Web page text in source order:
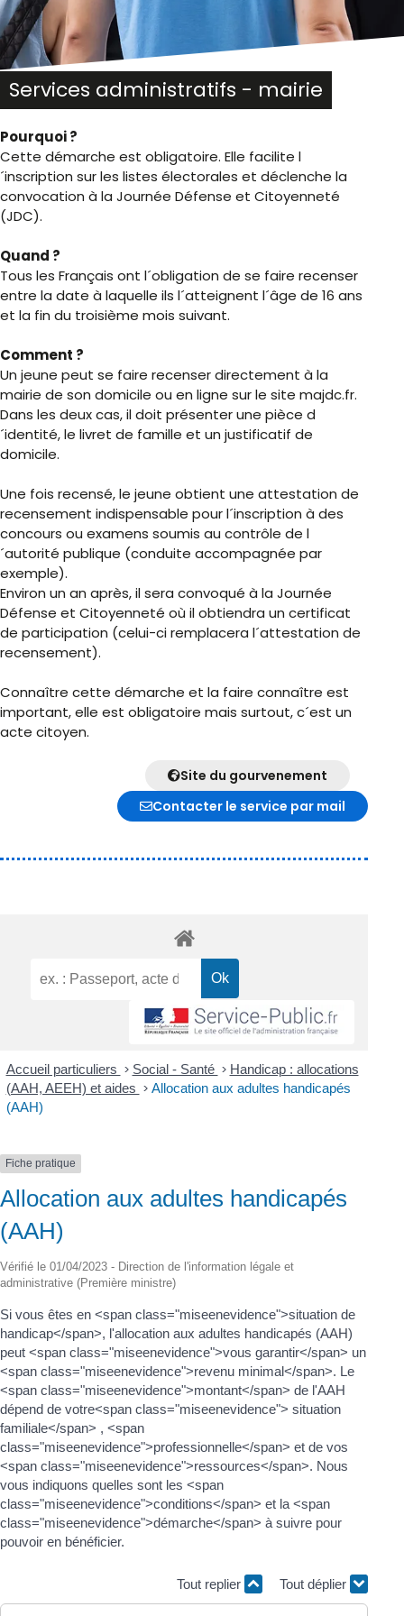
Services administratifs - mairie
Pourquoi ?
Cette démarche est obligatoire. Elle facilite l
´inscription sur les listes électorales et déclenche la
convocation à la Journée Défense et Citoyenneté
(JDC).
Quand ?
Tous les Français ont l´obligation de se faire recenser
entre la date à laquelle ils l´atteignent l´âge de 16 ans
et la fin du troisième mois suivant.
Comment ?
Un jeune peut se faire recenser directement à la
mairie de son domicile ou en ligne sur le site majdc.fr.
Dans les deux cas, il doit présenter une pièce d
´identité, le livret de famille et un justificatif de
domicile.
Une fois recensé, le jeune obtient une attestation de
recensement indispensable pour l´inscription à des
concours ou examens soumis au contrôle de l
´autorité publique (conduite accompagnée par
exemple).
Environ un an après, il sera convoqué à la Journée
Défense et Citoyenneté où il obtiendra un certificat
de participation (celui-ci remplacera l´attestation de
recensement).
Connaître cette démarche et la faire connaître est
important, elle est obligatoire mais surtout, c´est un
acte citoyen.
Site du gourvenement
Contacter le service par mail
Accueil particuliers > Social - Santé > Handicap : allocations
(AAH, AEEH) et aides > Allocation aux adultes handicapés
(AAH)
Fiche pratique
Allocation aux adultes handicapés
(AAH)
Vérifié le 01/04/2023 - Direction de l'information légale et
administrative (Première ministre)
Si vous êtes en <span class="miseenevidence">situation de
handicap</span>, l'allocation aux adultes handicapés (AAH)
peut <span class="miseenevidence">vous garantir</span> un
<span class="miseenevidence">revenu minimal</span>. Le
<span class="miseenevidence">montant</span> de l'AAH
dépend de votre<span class="miseenevidence"> situation
familiale</span> , <span
class="miseenevidence">professionnelle</span> et de vos
<span class="miseenevidence">ressources</span>. Nous
vous indiquons quelles sont les <span
class="miseenevidence">conditions</span> et la <span
class="miseenevidence">démarche</span> à suivre pour
pouvoir en bénéficier.
Tout replier Tout déplier